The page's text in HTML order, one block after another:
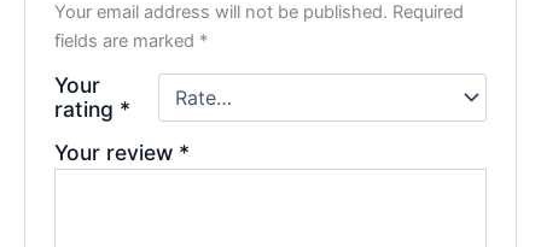
Your email address will not be published. Required
fields are marked *
Your
rating *
Your review *